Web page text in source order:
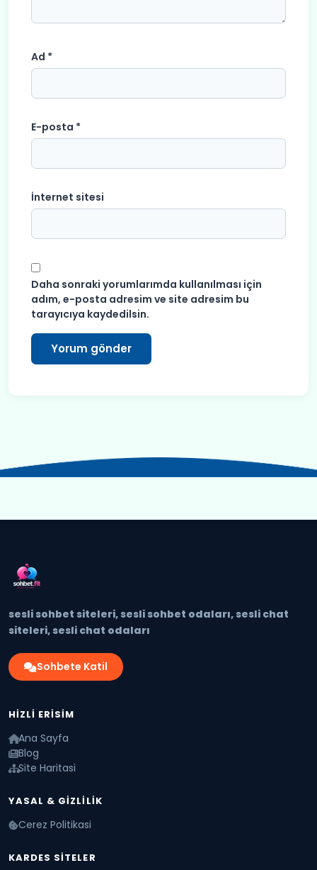
Ad *
E-posta *
İnternet sitesi
Daha sonraki yorumlarımda kullanılması için
adım, e-posta adresim ve site adresim bu
tarayıcıya kaydedilsin.
sesli sohbet siteleri, sesli sohbet odaları, sesli chat
siteleri, sesli chat odaları
Sohbete Katil
HIZLI ERISIM
Ana Sayfa
Blog
Site Haritasi
YASAL & GIZLILIK
Cerez Politikasi
KARDES SITELER